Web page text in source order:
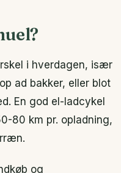
i hverdagen, især
ad bakker, eller blot
En god el-ladcykel
80 km pr. opladning,
og